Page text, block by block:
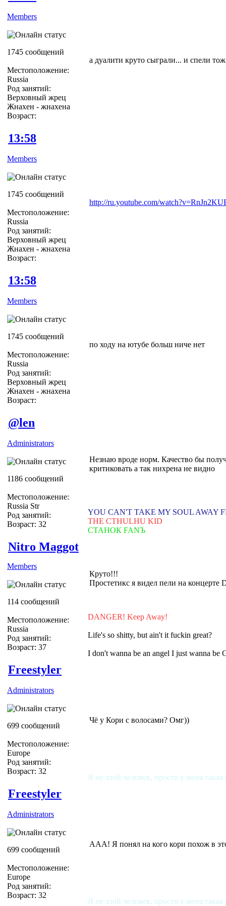
Members
1745 сообщений
Местоположение:
Russia
Род занятий:
Верховный жрец
Жнахен - жнахена
Возраст:
а дуалити круто сыграли... и спели тож
13:58
Members
1745 сообщений
Местоположение:
Russia
Род занятий:
Верховный жрец
Жнахен - жнахена
Возраст:
http://ru.youtube.com/
13:58
Members
1745 сообщений
Местоположение:
Russia
Род занятий:
Верховный жрец
Жнахен - жнахена
Возраст:
по ходу на ютубе больш ниче нет
@len
Administrators
1186 сообщений
Местоположение:
Russia Str
Род занятий:
Возраст: 32
Незнаю вроде норм. Качество бы
критиковать а так нихрена не видно
YOU CAN'T TAKE MY SOUL AWAY
THE CTHULHU KID
СТАНОК FANЪ
Nitro Maggot
Members
114 сообщений
Местоположение:
Russia
Род занятий:
Возраст: 37
Круто!!!
Простетикс я видел пели на концерте
DANGER! Keep Away!
Life's so shitty, but ain't it fuckin great?
I don't wanna be an angel I just wanna be
Freestyler
Administrators
699 сообщений
Местоположение:
Europe
Род занятий:
Возраст: 32
Чё у Кори с волосами? Омг))
Я не злой человек, просто у меня
Freestyler
Administrators
699 сообщений
Местоположение:
Europe
Род занятий:
Возраст: 32
ААА! Я понял на кого кори похож в
Я не злой человек, просто у меня